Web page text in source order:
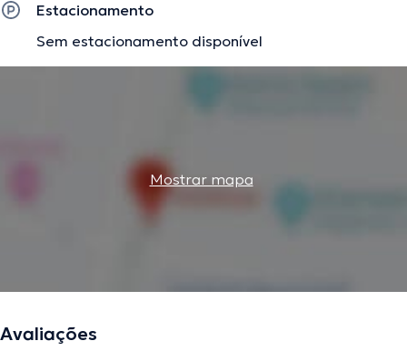
Estacionamento
Sem estacionamento disponível
Mostrar mapa
Avaliações